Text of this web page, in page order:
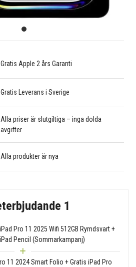
Gratis Apple 2 års Garanti
Gratis Leverans i Sverige
Alla priser är slutgiltiga – inga dolda
avgifter
Alla produkter är nya
1
Pro 11 2025 Wifi 512GB Rymdsvart +
Pencil (Sommarkampanj)
11 2024 Smart Folio + Gratis iPad Pro